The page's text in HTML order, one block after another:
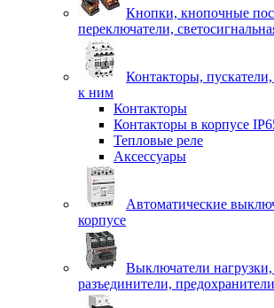
Кнопки, кнопочные
переключатели,
Контакторы,
к ним
Контакторы
Контакторы в корпусе
Тепловые реле
Аксессуары
Автоматические
корпусе
Выключатели
разъединители, предохранители